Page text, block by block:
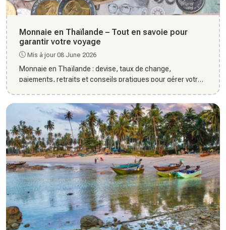
Monnaie en Thaïlande – Tout en savoie pour
garantir votre voyage
Mis à jour 08 June 2026
Monnaie en Thaïlande : devise, taux de change,
paiements, retraits et conseils pratiques pour gérer votre